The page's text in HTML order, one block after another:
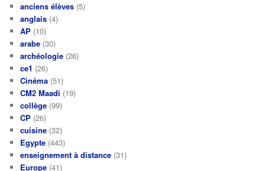
anciens élèves (5)
anglais (4)
AP (10)
arabe (30)
archéologie (26)
ce1 (26)
Cinéma (51)
CM2 Maadi (19)
collège (99)
CP (26)
cuisine (32)
Egypte (443)
enseignement à distance (31)
Europe (41)